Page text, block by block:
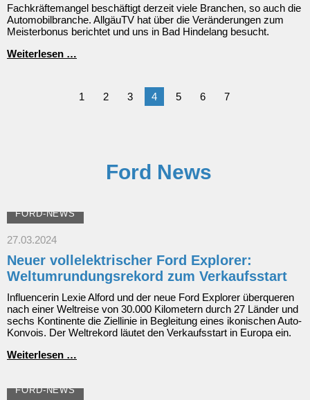
Fachkräftemangel beschäftigt derzeit viele Branchen, so auch die
Automobilbranche. AllgäuTV hat über die Veränderungen zum
Meisterbonus berichtet und uns in Bad Hindelang besucht.
Weiterlesen …
1 2 3 4 5 6 7
Ford News
FORD-NEWS
27.03.2024
Neuer vollelektrischer Ford Explorer:
Weltumrundungsrekord zum Verkaufsstart
Influencerin Lexie Alford und der neue Ford Explorer überqueren
nach einer Weltreise von 30.000 Kilometern durch 27 Länder und
sechs Kontinente die Ziellinie in Begleitung eines ikonischen Auto-
Konvois. Der Weltrekord läutet den Verkaufsstart in Europa ein.
Weiterlesen …
Explorer:
FORD-NEWS